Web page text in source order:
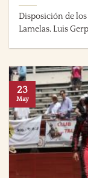
Disposición de
Lamelas, Luis
23
May